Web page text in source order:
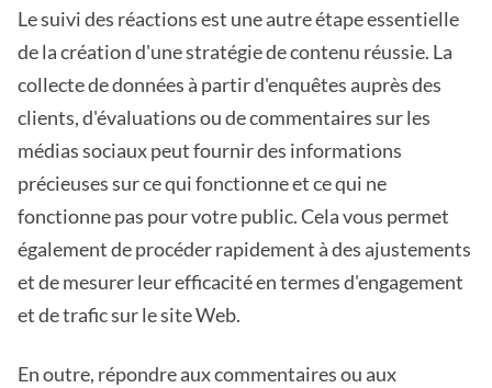
Le suivi des réactions est une autre étape essentielle
de la création d'une stratégie de contenu réussie. La
collecte de données à partir d'enquêtes auprès des
clients, d'évaluations ou de commentaires sur les
médias sociaux peut fournir des informations
précieuses sur ce qui fonctionne et ce qui ne
fonctionne pas pour votre public. Cela vous permet
également de procéder rapidement à des ajustements
et de mesurer leur efficacité en termes d'engagement
et de trafic sur le site Web.
En outre, répondre aux commentaires ou aux